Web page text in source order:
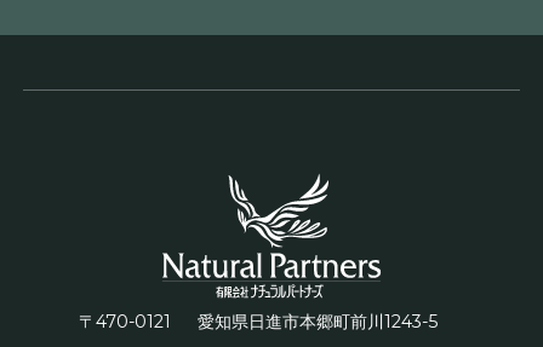
〒470-0121 愛知県日進市本郷町前川 1243-5